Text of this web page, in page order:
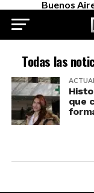
Buenos
Todas las
que